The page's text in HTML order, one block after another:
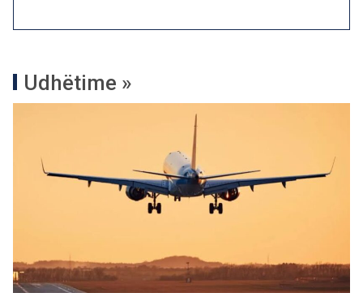
Udhëtime »